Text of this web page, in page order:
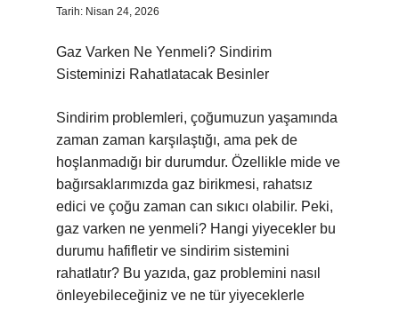
Tarih: Nisan 24, 2026
Gaz Varken Ne Yenmeli? Sindirim
Sisteminizi Rahatlatacak Besinler
Sindirim problemleri, çoğumuzun yaşamında
zaman zaman karşılaştığı, ama pek de
hoşlanmadığı bir durumdur. Özellikle mide ve
bağırsaklarımızda gaz birikmesi, rahatsız
edici ve çoğu zaman can sıkıcı olabilir. Peki,
gaz varken ne yenmeli? Hangi yiyecekler bu
durumu hafifletir ve sindirim sistemini
rahatlatır? Bu yazıda, gaz problemini nasıl
önleyebileceğiniz ve ne tür yiyeceklerle